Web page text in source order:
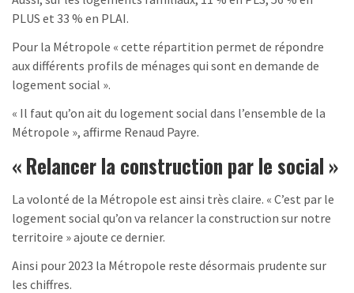
PLUS et 33 % en PLAI.
Pour la Métropole « cette répartition permet de répondre
aux différents profils de ménages qui sont en demande de
logement social ».
« Il faut qu’on ait du logement social dans l’ensemble de la
Métropole », affirme Renaud Payre.
« Relancer la construction par le social »
La volonté de la Métropole est ainsi très claire. « C’est par le
logement social qu’on va relancer la construction sur notre
territoire » ajoute ce dernier.
Ainsi pour 2023 la Métropole reste désormais prudente sur
les chiffres.